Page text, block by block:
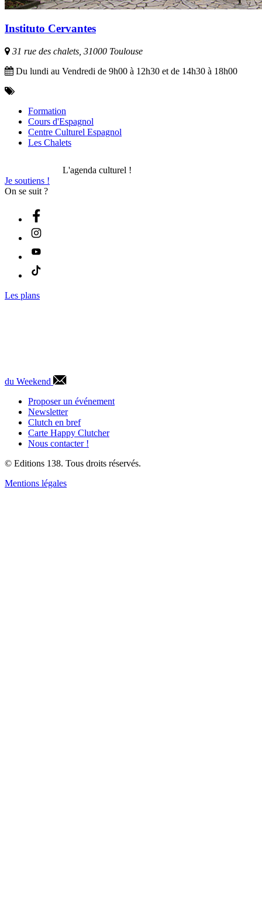
Instituto Cervantes
31 rue des chalets, 31000 Toulouse
Du lundi au Vendredi de 9h00 à 12h30 et de 14h30 à 18h00
Formation
Cours d'Espagnol
Centre Culturel Espagnol
Les Chalets
L'agenda culturel !
Je soutiens !
On se suit ?
Les plans
du Weekend
Proposer un événement
Newsletter
Clutch en bref
Carte Happy Clutcher
Nous contacter !
© Editions 138. Tous droits réservés.
Mentions légales